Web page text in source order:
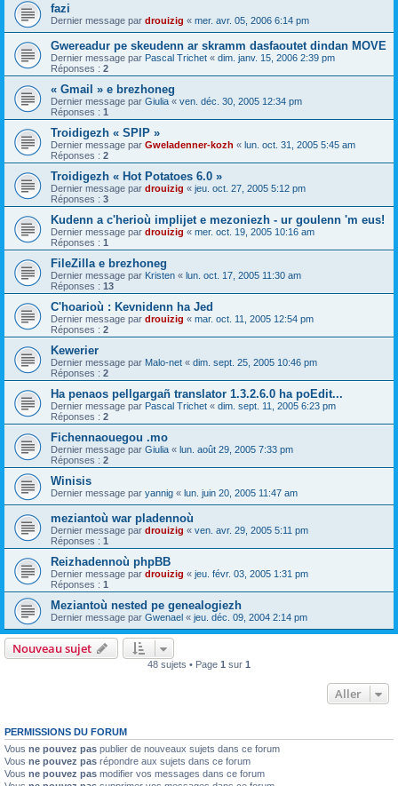
fazi
Dernier message par drouizig « mer. avr. 05, 2006 6:14 pm
Gwereadur pe skeudenn ar skramm dasfaoutet dindan MOVE
Dernier message par Pascal Trichet « dim. janv. 15, 2006 2:39 pm
Réponses : 2
« Gmail » e brezhoneg
Dernier message par Giulia « ven. déc. 30, 2005 12:34 pm
Réponses : 1
Troidigezh « SPIP »
Dernier message par Gweladenner-kozh « lun. oct. 31, 2005 5:45 am
Réponses : 2
Troidigezh « Hot Potatoes 6.0 »
Dernier message par drouizig « jeu. oct. 27, 2005 5:12 pm
Réponses : 3
Kudenn a c'herioù implijet e mezoniezh - ur goulenn 'm eus!
Dernier message par drouizig « mer. oct. 19, 2005 10:16 am
Réponses : 1
FileZilla e brezhoneg
Dernier message par Kristen « lun. oct. 17, 2005 11:30 am
Réponses : 13
C'hoarioù : Kevnidenn ha Jed
Dernier message par drouizig « mar. oct. 11, 2005 12:54 pm
Réponses : 2
Kewerier
Dernier message par Malo-net « dim. sept. 25, 2005 10:46 pm
Réponses : 2
Ha penaos pellgargañ translator 1.3.2.6.0 ha poEdit...
Dernier message par Pascal Trichet « dim. sept. 11, 2005 6:23 pm
Réponses : 2
Fichennaouegou .mo
Dernier message par Giulia « lun. août 29, 2005 7:33 pm
Réponses : 2
Winisis
Dernier message par yannig « lun. juin 20, 2005 11:47 am
meziantoù war pladennoù
Dernier message par drouizig « ven. avr. 29, 2005 5:11 pm
Réponses : 1
Reizhadennoù phpBB
Dernier message par drouizig « jeu. févr. 03, 2005 1:31 pm
Réponses : 1
Meziantoù nested pe genealogiezh
Dernier message par Gwenael « jeu. déc. 09, 2004 2:14 pm
Nouveau sujet
48 sujets • Page 1 sur 1
Aller
PERMISSIONS DU FORUM
Vous ne pouvez pas publier de nouveaux sujets dans ce forum
Vous ne pouvez pas répondre aux sujets dans ce forum
Vous ne pouvez pas modifier vos messages dans ce forum